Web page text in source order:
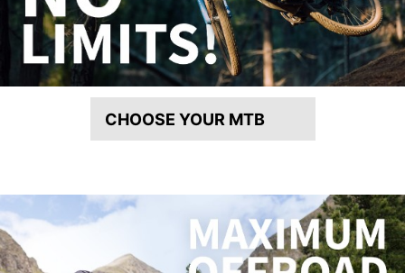
CHOOSE YOUR MTB